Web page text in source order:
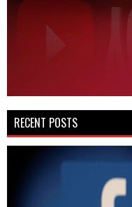
RECENT POSTS